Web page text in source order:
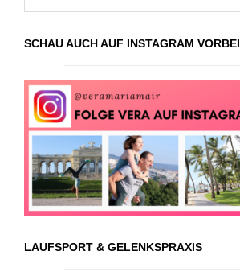
SCHAU AUCH AUF INSTAGRAM VORBEI
LAUFSPORT & GELENKSPRAXIS